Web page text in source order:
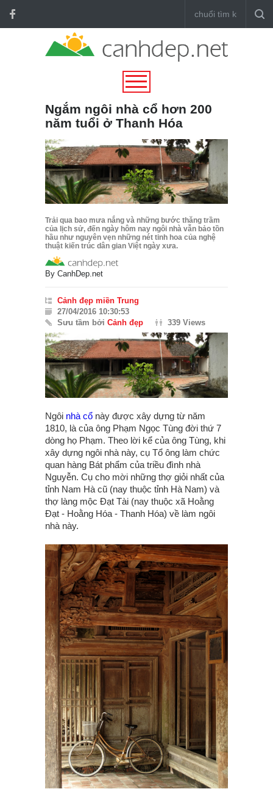
Ngắm ngôi nhà cổ hơn 200
năm tuổi ở Thanh Hóa
Trải qua bao mưa nắng và những bước thăng trầm
của lịch sử, đến ngày hôm nay ngôi nhà vẫn bảo tồn
hầu như nguyên vẹn những nét tinh hoa của nghệ
thuật kiến trúc dân gian Việt ngày xưa.
By CanhDep.net
Cảnh đẹp miền Trung
27/04/2016 10:30:53
Sưu tầm bởi Cảnh đẹp 339 Views
Ngôi nhà cổ này được xây dựng từ năm
1810, là của ông Phạm Ngọc Tùng đời thứ 7
dòng họ Phạm. Theo lời kể của ông Tùng, khi
xây dựng ngôi nhà này, cụ Tổ ông làm chức
quan hàng Bát phẩm của triều đình nhà
Nguyễn. Cụ cho mời những thợ giỏi nhất của
tỉnh Nam Hà cũ (nay thuộc tỉnh Hà Nam) và
thợ làng mộc Đạt Tài (nay thuộc xã Hoằng
Đạt - Hoằng Hóa - Thanh Hóa) về làm ngôi
nhà này.